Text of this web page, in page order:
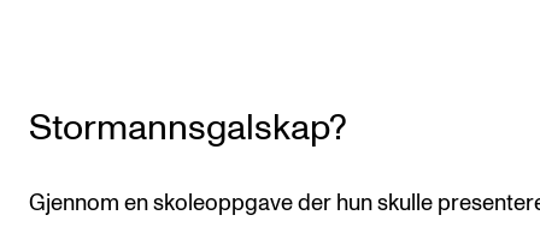
Stormannsgalskap?
Gjennom en skoleoppgave der hun skulle